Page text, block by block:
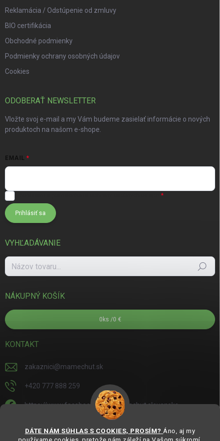
DÁTE NÁM SÚHLAS S COOKIES, PROSÍM? Áno, aj my
Reklamácia / Odstúpenie od zmluvy
BIO certifikácia
Obchodné podmienky
Podmienky ochrany osobných údajov
Cookies
ODOBERAŤ NEWSLETTER
Vložte svoj e-mail a my Vám budeme zasielať informácie o nových
produktoch na našom e-shope.
EMAIL
Prihlásiť sa
VYHĽADÁVANIE
Hľadať
NÁKUPNÝ KOŠÍK
0 ks /0 €
KONTAKT
zakaznici@mamechut.sk
+420 777 888 259
https://www.facebook.com/mamechut.slovensko